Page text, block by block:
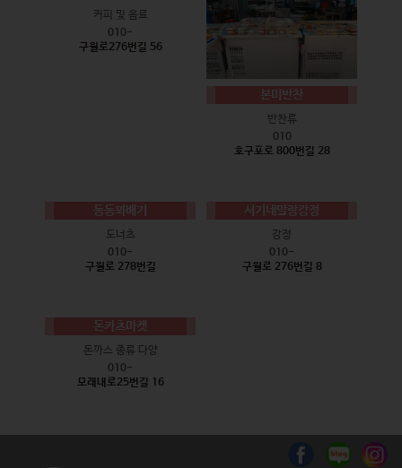
커피 및 음료
010-
구월로276번길 56
본미반찬
반찬류
010
호구포로 800번길 28
동동꽈배기
도너츠
010-
구월로 278번길
서기네말랑강정
강정
010-
구월로 276번길 8
돈카츠마켓
돈까스 종류 다양
010-
모래내로25번길 16